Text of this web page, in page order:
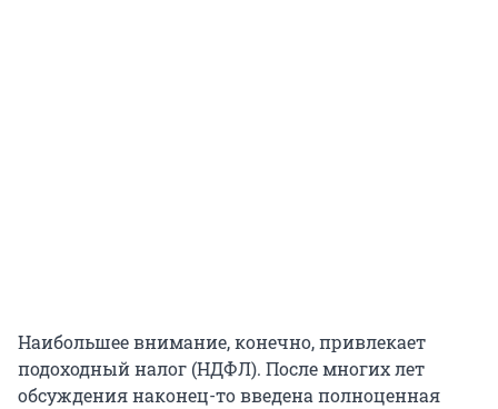
Наибольшее внимание, конечно, привлекает
подоходный налог (НДФЛ). После многих лет
обсуждения наконец-то введена полноценная